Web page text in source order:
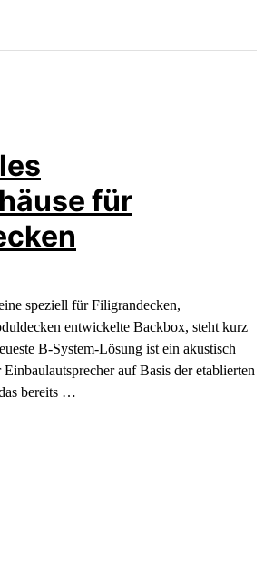
für
speziell für Filigrandecken,
entwickelte Backbox, steht kurz
B-System-Lösung ist ein akustisch
auf Basis der etablierten
bereits …